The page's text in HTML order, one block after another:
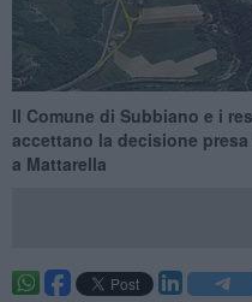
Il Comune di Subbiano e i
accettano la decisione
a Mattarella